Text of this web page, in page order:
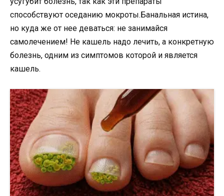
способствуют оседанию мокроты.Банальная истина,
но куда же от нее деваться: не занимайся
самолечением! Не кашель надо лечить, а конкретную
болезнь, одним из симптомов которой и является
кашель.